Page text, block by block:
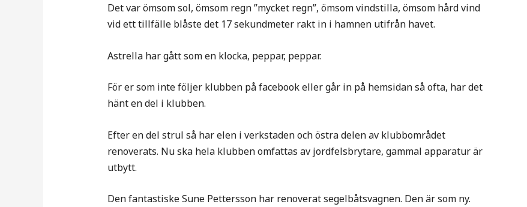
Det var ömsom sol, ömsom regn ”mycket regn”, ömsom vindstilla, ömsom hård vind
vid ett tillfälle blåste det 17 sekundmeter rakt in i hamnen utifrån havet.
Astrella har gått som en klocka, peppar, peppar.
För er som inte följer klubben på facebook eller går in på hemsidan så ofta, har det
hänt en del i klubben.
Efter en del strul så har elen i verkstaden och östra delen av klubbområdet
renoverats. Nu ska hela klubben omfattas av jordfelsbrytare, gammal apparatur är
utbytt.
Den fantastiske Sune Pettersson har renoverat segelbåtsvagnen. Den är som ny.